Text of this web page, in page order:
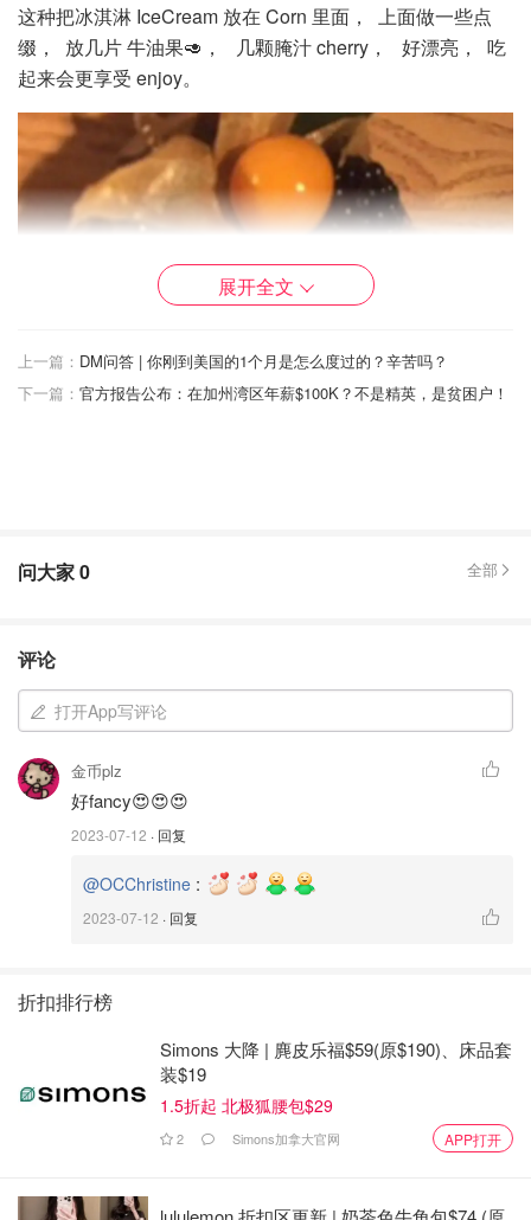
这种把冰淇淋 IceCream 放在 Corn 里面， 上面做一些点
缀， 放几片 牛油果🥑， 几颗腌汁 cherry， 好漂亮， 吃
起来会更享受 enjoy。
简单的日式 mochi 冰淇淋🍦， 盘子 底部放一些冰块， 铺
一片绿叶， 上面放上不同颜色的日式 Mochi， 旁边有一些
展开全文
上一篇： DM问答 | 你刚到美国的1个月是怎么度过的？辛苦吗？
下一篇： 官方报告公布：在加州湾区年薪$100K？不是精英，是贫困户！
问大家0 全部
评论
打开App写评论
金币plz
好fancy😍😍😍
2023-07-12 · 回复
@OCChristine :
2023-07-12 · 回复
折扣排行榜
Simons 大降 | 麂皮乐福$59(原$190)、床品套
装$19
1.5折起 北极狐腰包$29
2 Simons加拿大官网 APP打开